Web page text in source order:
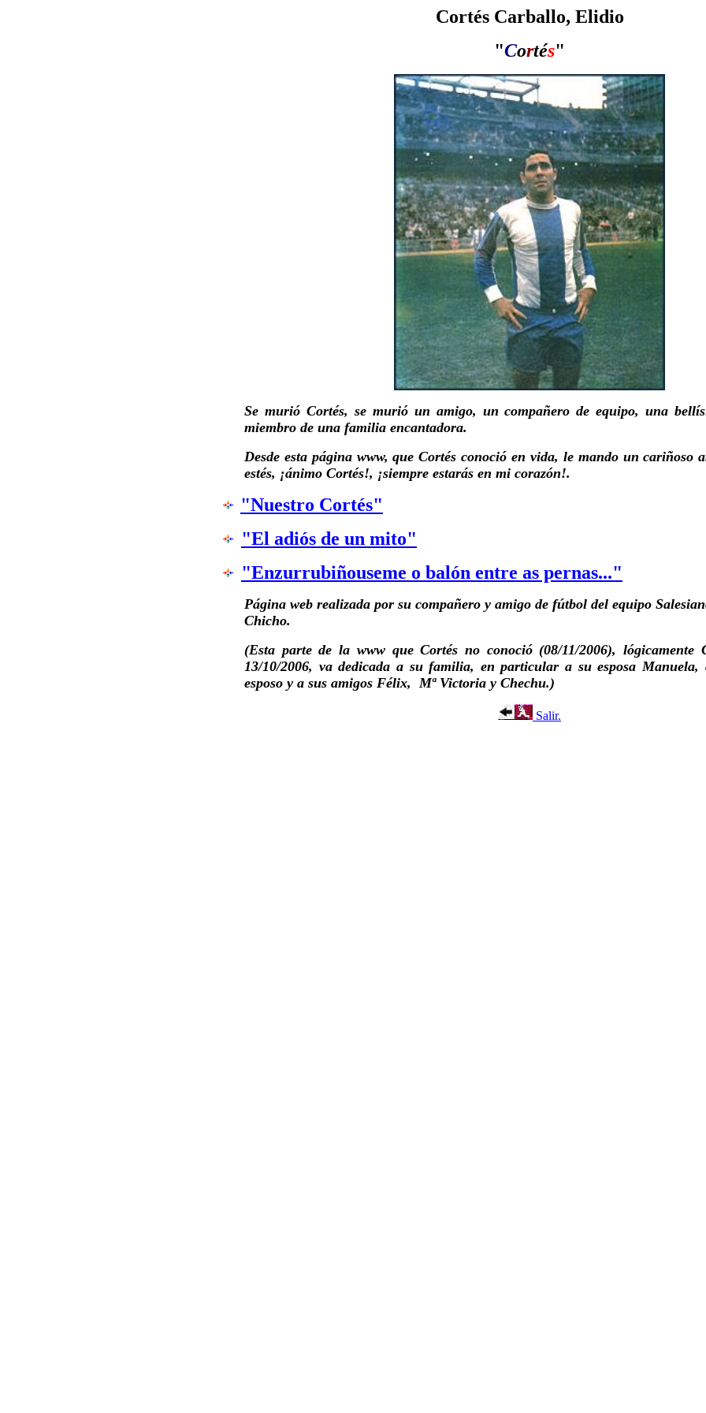
Cortés Carballo, Elidio
"Cortés"
Se murió Cortés, se murió un amigo, un compañero de equipo, una
miembro de una familia encantadora.
Desde esta página www, que Cortés conoció en vida, le mando un cariñoso
estés, ¡ánimo Cortés!, ¡siempre estarás en mi corazón!.
"Nuestro Cortés"
"El adiós de un mito"
"Enzurrubiñouseme o balón entre as pernas..."
Página web realizada por su compañero y amigo de fútbol del equipo
Chicho.
(Esta parte de la www que Cortés no conoció (08/11/2006), lógicamente
13/10/2006, va dedicada a su familia, en particular a su esposa
esposo y a sus amigos Félix, Mª Victoria y Chechu.)
Salir.